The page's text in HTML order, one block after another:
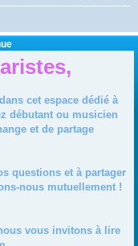
cet espace dédié à
débutant ou musicien
et de partage
questions et à partager
nous mutuellement !
vous invitons à lire